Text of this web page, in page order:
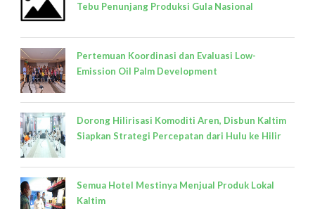
Tebu Penunjang Produksi Gula Nasional
Pertemuan Koordinasi dan Evaluasi Low-
Emission Oil Palm Development
Dorong Hilirisasi Komoditi Aren, Disbun Kaltim
Siapkan Strategi Percepatan dari Hulu ke Hilir
Semua Hotel Mestinya Menjual Produk Lokal
Kaltim